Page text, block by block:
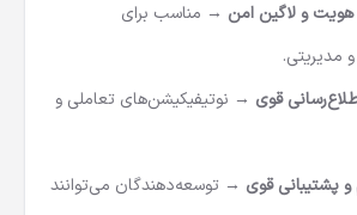
هویت و لاگین امن → مناسب برای
قوی → نوتیفیکیشن‌های تعاملی و
پشتیبانی قوی → توسعه‌دهندگان می‌توانند